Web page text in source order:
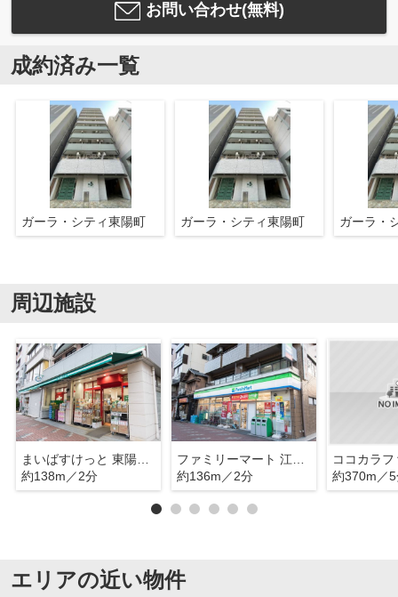
お問い合わせ(無料)
成約済み一覧
ガーラ・シティ東陽町 ガーラ・シティ東陽町 ガーラ・
周辺施設
まいばすけっと 東陽1丁目店
約138m／2分
ファミリーマート 江東東陽一丁目店
約136m／2分
約370m／
エリアの近い物件